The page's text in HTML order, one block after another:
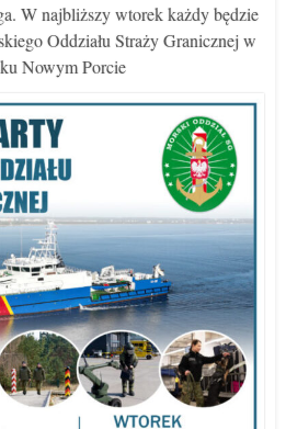
W najbliższy wtorek każdy będzie
Oddziału Straży Granicznej w
Nowym Porcie